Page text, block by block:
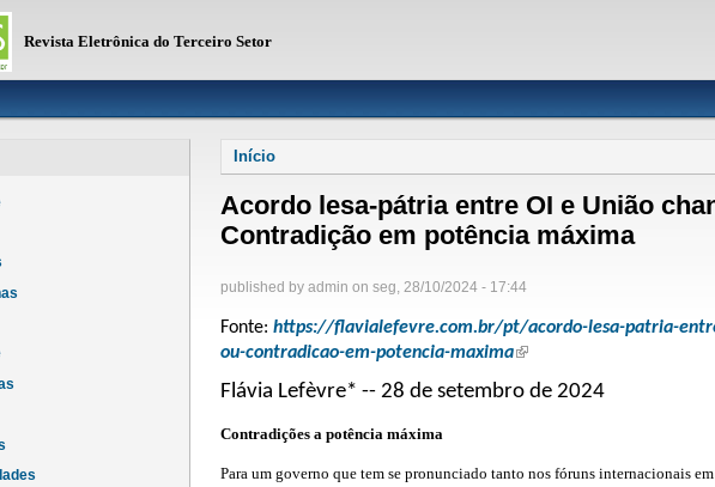
Revista Eletrônica do Terceiro Setor
Você está aqui
Início
Acordo lesa-pátria entre OI e União
Contradição em potência máxima
published by admin on seg, 28/10/2024 - 17:44
Fonte: https://flavialefevre.com.br/pt/acordo-lesa-patria-
ou-contradicao-em-potencia-maxima(link is external)
Flávia Lefèvre* -- 28 de setembro de 2024
Contradições a potência máxima
Para um governo que tem se pronunciado tanto nos fóruns internacionais